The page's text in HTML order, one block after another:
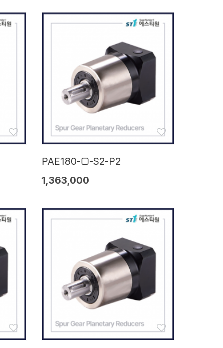
PAE180-□-S2-P2
1,363,000